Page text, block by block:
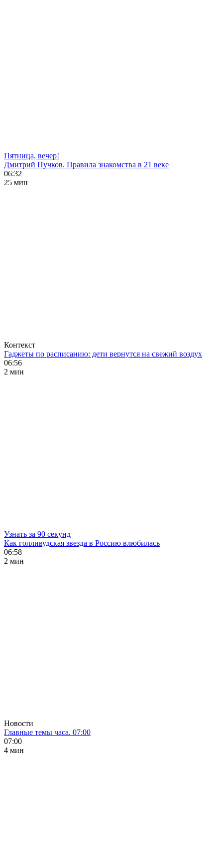
Пятница, вечер!
Дмитрий Пучков. Правила знакомства в 21 веке
06:32
25 мин
Контекст
Гаджеты по расписанию: дети вернутся на свежий воздух
06:56
2 мин
Узнать за 90 секунд
Как голливудская звезда в Россию влюбилась
06:58
2 мин
Новости
Главные темы часа. 07:00
07:00
4 мин